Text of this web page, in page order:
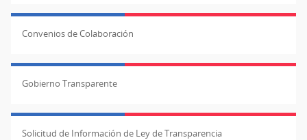
Convenios de Colaboración
Gobierno Transparente
Solicitud de Información de Ley de Transparencia